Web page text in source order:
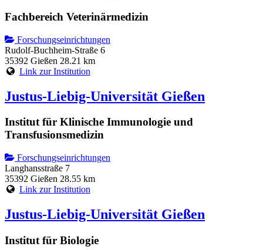
Fachbereich Veterinärmedizin
Forschungseinrichtungen
Rudolf-Buchheim-Straße 6
35392 Gießen 28.21 km
Link zur Institution
Justus-Liebig-Universität Gießen
Institut für Klinische Immunologie und
Transfusionsmedizin
Forschungseinrichtungen
Langhansstraße 7
35392 Gießen 28.55 km
Link zur Institution
Justus-Liebig-Universität Gießen
Institut für Biologie